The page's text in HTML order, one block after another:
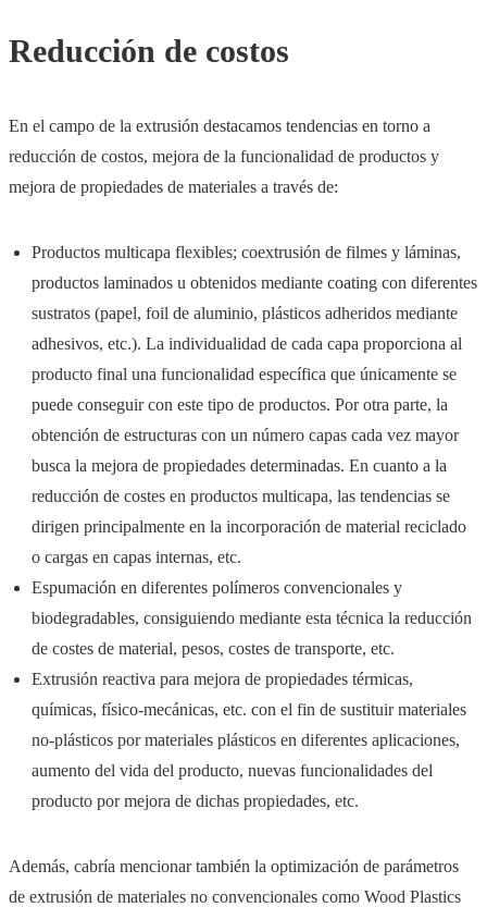
Reducción de costos
En el campo de la extrusión destacamos tendencias en torno a
reducción de costos, mejora de la funcionalidad de productos y
mejora de propiedades de materiales a través de:
Productos multicapa flexibles; coextrusión de filmes y láminas,
productos laminados u obtenidos mediante coating con diferentes
sustratos (papel, foil de aluminio, plásticos adheridos mediante
adhesivos, etc.). La individualidad de cada capa proporciona al
producto final una funcionalidad específica que únicamente se
puede conseguir con este tipo de productos. Por otra parte, la
obtención de estructuras con un número capas cada vez mayor
busca la mejora de propiedades determinadas. En cuanto a la
reducción de costes en productos multicapa, las tendencias se
dirigen principalmente en la incorporación de material reciclado
o cargas en capas internas, etc.
Espumación en diferentes polímeros convencionales y
biodegradables, consiguiendo mediante esta técnica la reducción
de costes de material, pesos, costes de transporte, etc.
Extrusión reactiva para mejora de propiedades térmicas,
químicas, físico-mecánicas, etc. con el fin de sustituir materiales
no-plásticos por materiales plásticos en diferentes aplicaciones,
aumento del vida del producto, nuevas funcionalidades del
producto por mejora de dichas propiedades, etc.
Además, cabría mencionar también la optimización de parámetros
de extrusión de materiales no convencionales como Wood Plastics